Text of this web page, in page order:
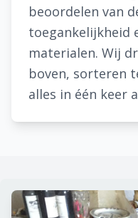
beoordelen van
toegankelijkheid
materialen. Wij
boven, sorteren
alles in één keer